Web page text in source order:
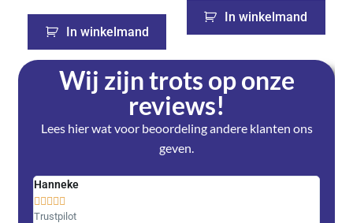
In winkelmand
In winkelmand
Wij zijn trots op onze
reviews!
Lees hier wat voor beoordeling andere klanten ons
geven.
Hanneke
    
Trustpilot